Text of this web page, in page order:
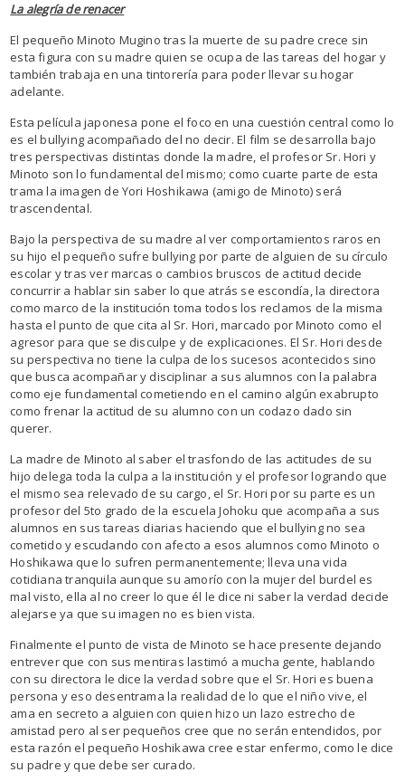
La alegría de renacer
El pequeño Minoto Mugino tras la muerte de su padre crece sin
esta figura con su madre quien se ocupa de las tareas del hogar y
también trabaja en una tintorería para poder llevar su hogar
adelante.
Esta película japonesa pone el foco en una cuestión central como lo
es el bullying acompañado del no decir. El film se desarrolla bajo
tres perspectivas distintas donde la madre, el profesor Sr. Hori y
Minoto son lo fundamental del mismo; como cuarte parte de esta
trama la imagen de Yori Hoshikawa (amigo de Minoto) será
trascendental.
Bajo la perspectiva de su madre al ver comportamientos raros en
su hijo el pequeño sufre bullying por parte de alguien de su círculo
escolar y tras ver marcas o cambios bruscos de actitud decide
concurrir a hablar sin saber lo que atrás se escondía, la directora
como marco de la institución toma todos los reclamos de la misma
hasta el punto de que cita al Sr. Hori, marcado por Minoto como el
agresor para que se disculpe y de explicaciones. El Sr. Hori desde
su perspectiva no tiene la culpa de los sucesos acontecidos sino
que busca acompañar y disciplinar a sus alumnos con la palabra
como eje fundamental cometiendo en el camino algún exabrupto
como frenar la actitud de su alumno con un codazo dado sin
querer.
La madre de Minoto al saber el trasfondo de las actitudes de su
hijo delega toda la culpa a la institución y el profesor logrando que
el mismo sea relevado de su cargo, el Sr. Hori por su parte es un
profesor del 5to grado de la escuela Johoku que acompaña a sus
alumnos en sus tareas diarias haciendo que el bullying no sea
cometido y escudando con afecto a esos alumnos como Minoto o
Hoshikawa que lo sufren permanentemente; lleva una vida
cotidiana tranquila aunque su amorío con la mujer del burdel es
mal visto, ella al no creer lo que él le dice ni saber la verdad decide
alejarse ya que su imagen no es bien vista.
Finalmente el punto de vista de Minoto se hace presente dejando
entrever que con sus mentiras lastimó a mucha gente, hablando
con su directora le dice la verdad sobre que el Sr. Hori es buena
persona y eso desentrama la realidad de lo que el niño vive, el
ama en secreto a alguien con quien hizo un lazo estrecho de
amistad pero al ser pequeños cree que no serán entendidos, por
esta razón el pequeño Hoshikawa cree estar enfermo, como le dice
su padre y que debe ser curado.